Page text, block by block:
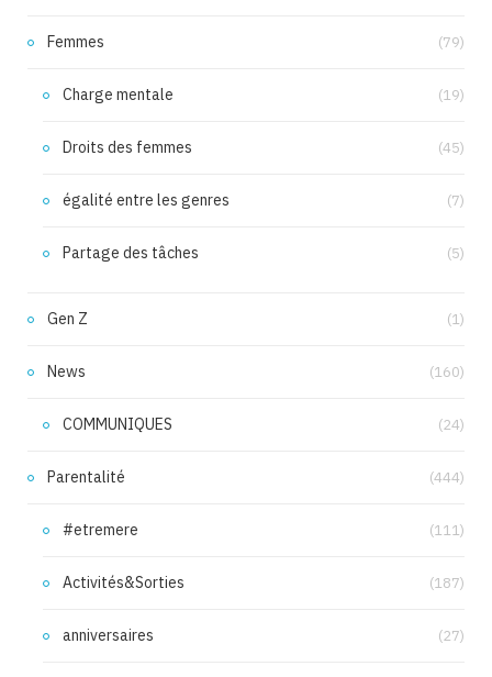
Femmes (79)
Charge mentale (19)
Droits des femmes (45)
égalité entre les genres (7)
Partage des tâches (5)
Gen Z (1)
News (160)
COMMUNIQUES (24)
Parentalité (444)
#etremere (111)
Activités&Sorties (187)
anniversaires (27)